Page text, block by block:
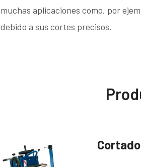
muchas aplicaciones como, por
debido a sus cortes precisos.